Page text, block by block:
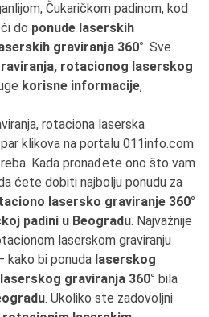
Čukaričkom padinom, kod
do ponude laserskih
graviranja 360°. Sve
rotacionog laserskog
korisne informacije,
rotaciona laserska
klikova na portalu 011info.com
Kada pronađete ono što vam
ćete dobiti najbolju ponudu za
lasersko graviranje 360°
padini u Beogradu. Najvažnije
laserskom graviranju
kako bi ponuda laserskog
graviranja 360° bila
. Ukoliko ste zadovoljni